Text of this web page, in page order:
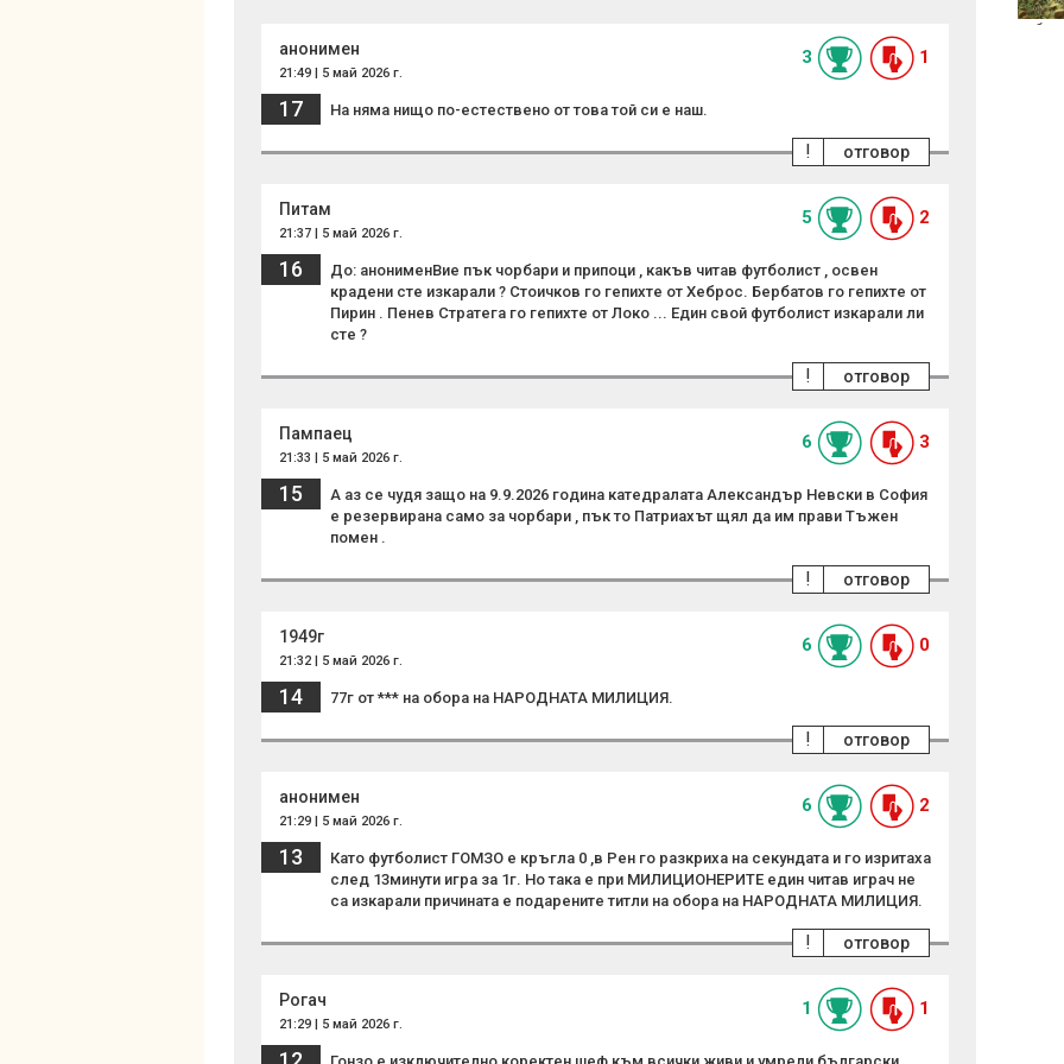
анонимен
21:49 | 5 май 2026 г.
3 1
17 На няма нищо по-естествено от това той си е наш.
отговор
!
Питам
21:37 | 5 май 2026 г.
5 2
16
До: анонименВие пък чорбари и припоци , какъв читав футболист , освен
крадени сте изкарали ? Стоичков го гепихте от Хеброс. Бербатов го гепихте от
Пирин . Пенев Стратега го гепихте от Локо ... Един свой футболист изкарали ли
сте ?
отговор
!
Пампаец
21:33 | 5 май 2026 г.
6 3
15
А аз се чудя защо на 9.9.2026 година катедралата Александър Невски в София
е резервирана само за чорбари , пък то Патриахът щял да им прави Тъжен
помен .
отговор
!
1949г
21:32 | 5 май 2026 г.
6 0
14 77г от *** на обора на НАРОДНАТА МИЛИЦИЯ.
отговор
!
анонимен
21:29 | 5 май 2026 г.
6 2
13
Като футболист ГОМЗО е кръгла 0 ,в Рен го разкриха на секундата и го изритаха
след 13минути игра за 1г. Но така е при МИЛИЦИОНЕРИТЕ един читав играч не
са изкарали причината е подарените титли на обора на НАРОДНАТА МИЛИЦИЯ.
отговор
!
Рогач
21:29 | 5 май 2026 г.
1 1